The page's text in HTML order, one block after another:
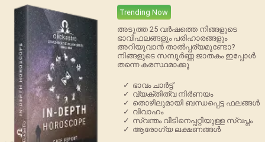
Trending Now
അടുത്ത 25 വർഷത്തെ നിങ്ങളുടെ
ഭാവിഫലങ്ങളും പരിഹാരങ്ങളും
അറിയുവാൻ താൽപ്പര്യമുണ്ടോ?
നിങ്ങളുടെ സമ്പൂർണ്ണ ജാതകം ഇപ്പോൾ
തന്നെ കരസ്ഥമാക്കൂ
✓ ഭാവം ചാര്‍ട്ട്
✓ വ്യക്തിത്വ നിര്‍ണയം
✓ തൊഴിലുമായി ബന്ധപ്പെട്ട ഫലങ്ങള്‍
✓ വിവാഹം
✓ സ്വന്തം വീടിനെപ്പറ്റിയുള്ള സ്വപ്നം
✓ ആരോഗ്യ ലക്ഷണങ്ങള്‍